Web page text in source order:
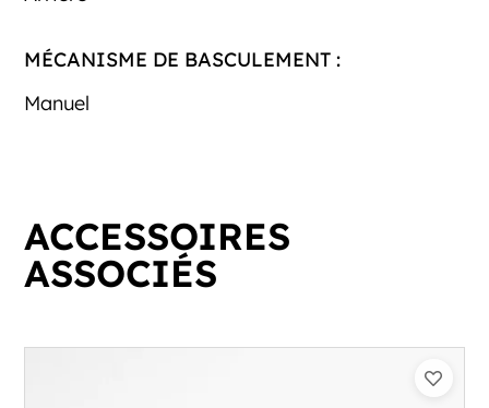
MÉCANISME DE BASCULEMENT :
Manuel
ACCESSOIRES
ASSOCIÉS